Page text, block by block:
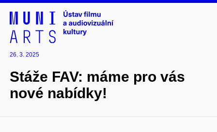
26. 3. 2025
Stáže FAV: máme pro vás
nové nabídky!